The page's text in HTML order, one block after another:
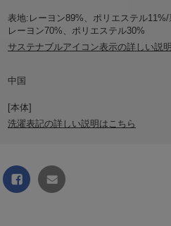
表地:レーヨン89%、ポリエステル11%/
レーヨン70%、ポリエステル30%
サステナブルアイコン表示の詳しい説
中国
[本体]
洗濯表記の詳しい説明はこちら